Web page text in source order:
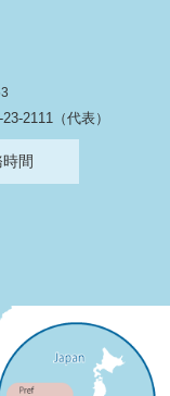
2111（代表）
間